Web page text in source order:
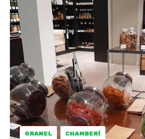
GRANEL CHAMBERÍ